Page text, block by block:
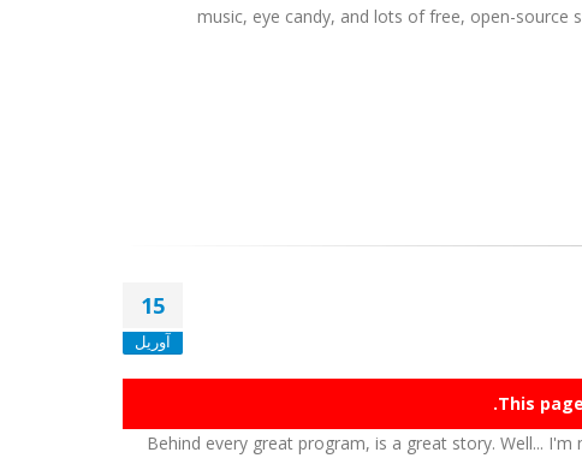
music, eye candy, and lots of free, open-
15
آوریل
This
Behind every great program, is a great story. Well...